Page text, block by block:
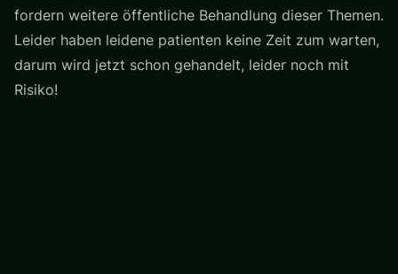
fordern weitere öffentliche Behandlung dieser Themen.
Leider haben leidene patienten keine Zeit zum warten,
darum wird jetzt schon gehandelt, leider noch mit
Risiko!